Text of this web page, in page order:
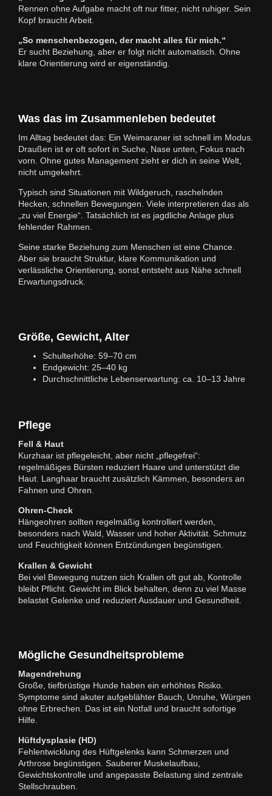
Rennen ohne Aufgabe macht oft nur fitter, nicht ruhiger. Sein
Kopf braucht Arbeit.
„So menschenbezogen, der macht alles für mich.“
Er sucht Beziehung, aber er folgt nicht automatisch. Ohne
klare Orientierung wird er eigenständig.
Was das im Zusammenleben bedeutet
Im Alltag bedeutet das: Ein Weimaraner ist schnell im Modus.
Draußen ist er oft sofort in Suche, Nase unten, Fokus nach
vorn. Ohne gutes Management zieht er dich in seine Welt,
nicht umgekehrt.
Typisch sind Situationen mit Wildgeruch, raschelnden
Hecken, schnellen Bewegungen. Viele interpretieren das als
„zu viel Energie“. Tatsächlich ist es jagdliche Anlage plus
fehlender Rahmen.
Seine starke Beziehung zum Menschen ist eine Chance.
Aber sie braucht Struktur, klare Kommunikation und
verlässliche Orientierung, sonst entsteht aus Nähe schnell
Erwartungsdruck.
Größe, Gewicht, Alter
Schulterhöhe: 59–70 cm
Endgewicht: 25–40 kg
Durchschnittliche Lebenserwartung: ca. 10–13 Jahre
Pflege
Fell & Haut
Kurzhaar ist pflegeleicht, aber nicht „pflegefrei“:
regelmäßiges Bürsten reduziert Haare und unterstützt die
Haut. Langhaar braucht zusätzlich Kämmen, besonders an
Fahnen und Ohren.
Ohren-Check
Hängeohren sollten regelmäßig kontrolliert werden,
besonders nach Wald, Wasser und hoher Aktivität. Schmutz
und Feuchtigkeit können Entzündungen begünstigen.
Krallen & Gewicht
Bei viel Bewegung nutzen sich Krallen oft gut ab, Kontrolle
bleibt Pflicht. Gewicht im Blick behalten, denn zu viel Masse
belastet Gelenke und reduziert Ausdauer und Gesundheit.
Mögliche Gesundheitsprobleme
Magendrehung
Große, tiefbrüstige Hunde haben ein erhöhtes Risiko.
Symptome sind akuter aufgeblähter Bauch, Unruhe, Würgen
ohne Erbrechen. Das ist ein Notfall und braucht sofortige
Hilfe.
Hüftdysplasie (HD)
Fehlentwicklung des Hüftgelenks kann Schmerzen und
Arthrose begünstigen. Sauberer Muskelaufbau,
Gewichtskontrolle und angepasste Belastung sind zentrale
Stellschrauben.